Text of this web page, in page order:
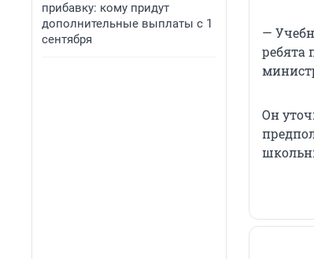
прибавку: кому придут
дополнительные выплаты с 1
сентября
—
ребята
Он